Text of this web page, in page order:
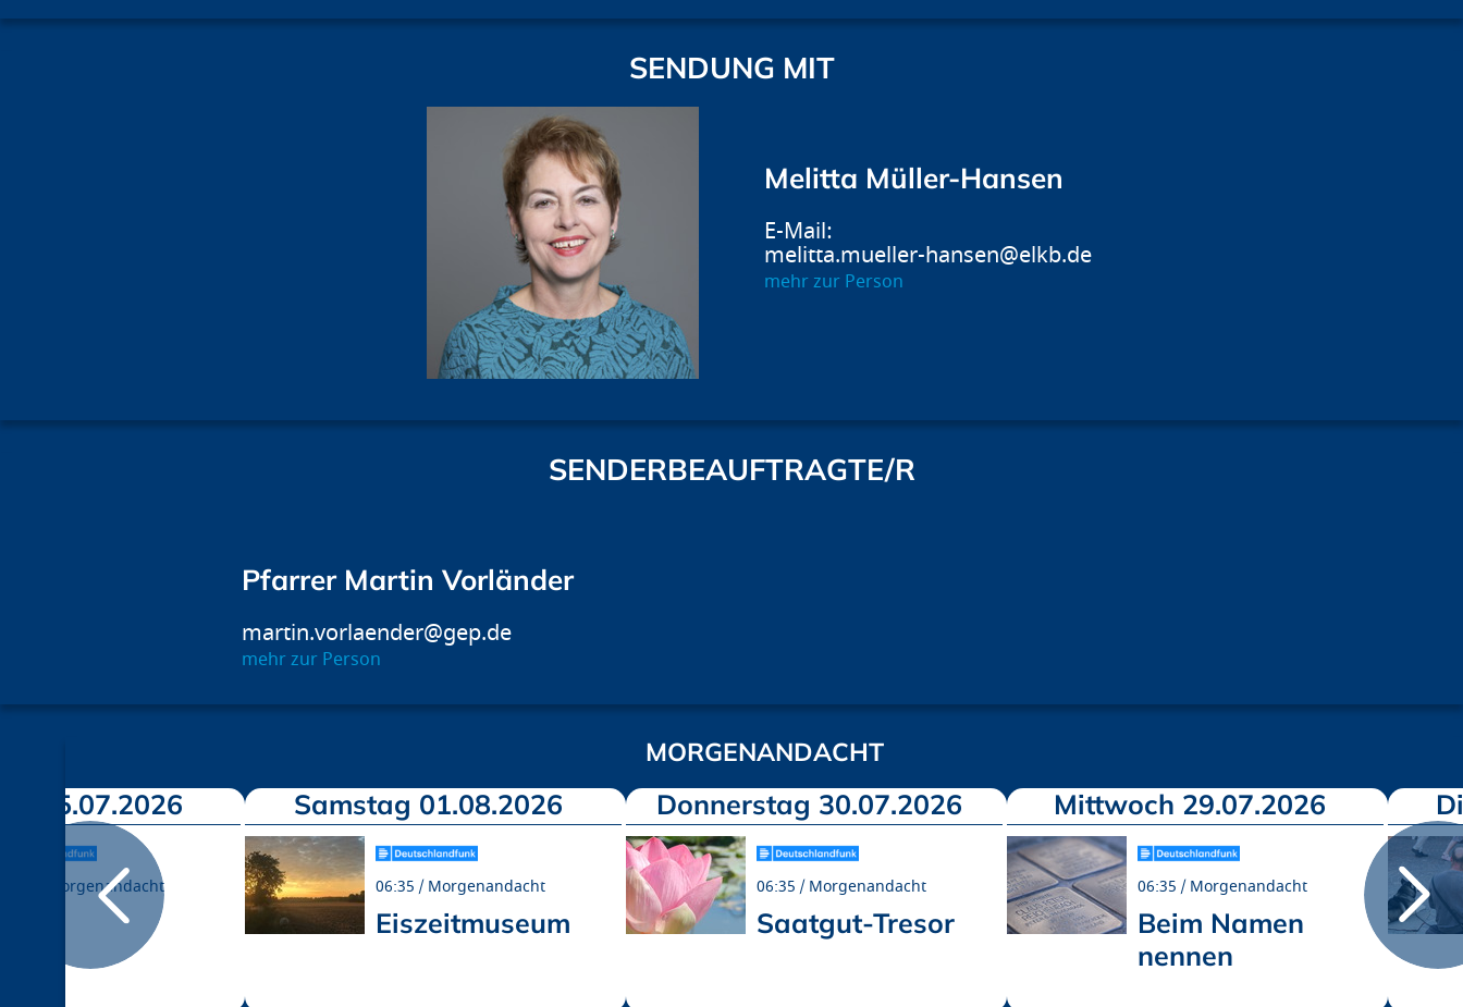
SENDUNG MIT
Melitta Müller-Hansen
melitta.mueller-hansen@elkb.de
mehr zur Person
SENDERBEAUFTRAGTE/R
Pfarrer Martin Vorländer
martin.vorlaender@gep.de
mehr zur Person
MORGENANDACHT
15.07.2026
Morgenandacht
Samstag 01.08.2026
06:35 Morgenandacht
Eiszeitmuseum
Donnerstag 30.07.2026
06:35 Morgenandacht
Saatgut-Tresor
Mittwoch 29.07.2026
06:35 Morgenandacht
Beim Namen
nennen